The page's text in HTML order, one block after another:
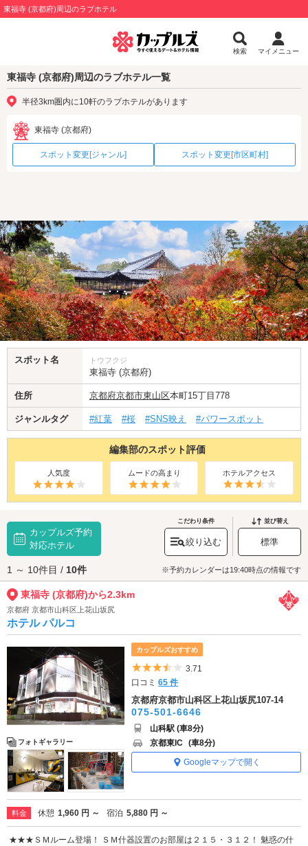
東福寺 (京都府)周辺のラブホテル
検索 マイメニュー
東福寺 (京都府)周辺のラブホテル一覧
半径3km圏内に10軒のラブホテルがあります
東福寺 (京都府)
スポット変更[ジャンル] スポット変更[市区町村]
スポット名 トウフクジ
東福寺 (京都府)
住所 京都府京都市東山区本町15丁目778
ジャンルタグ #紅葉 #桜 #SNS映え #パワースポット
編集部のスポット評価
人気度 ムードの高まり ホテルアクセス
カップルズ予約
対応ホテル
こだわり条件
絞り込む
並び替え
標準
1 ～ 10件目 / 10件 ※予約カレンダーは19:40時点の情報です
東福寺 (京都府)から2.3km
京都府 京都市山科区上花山坂尻
ホテル パルコ
フォトギャラリー
カップルズおすすめ
5つ星のうち3.5
3.71
口コミ65 件
京都府京都市山科区上花山坂尻107-14
075-501-6646
山科駅 (車8分)
京都東IC (車8分)
Googleマップで開く
料金 休憩 1,960 円 ～ 宿泊 5,880 円 ～
★★★ＳＭルーム登場！ ＳＭ什器設置のお部屋は２１５・３１２！ 魅惑の什